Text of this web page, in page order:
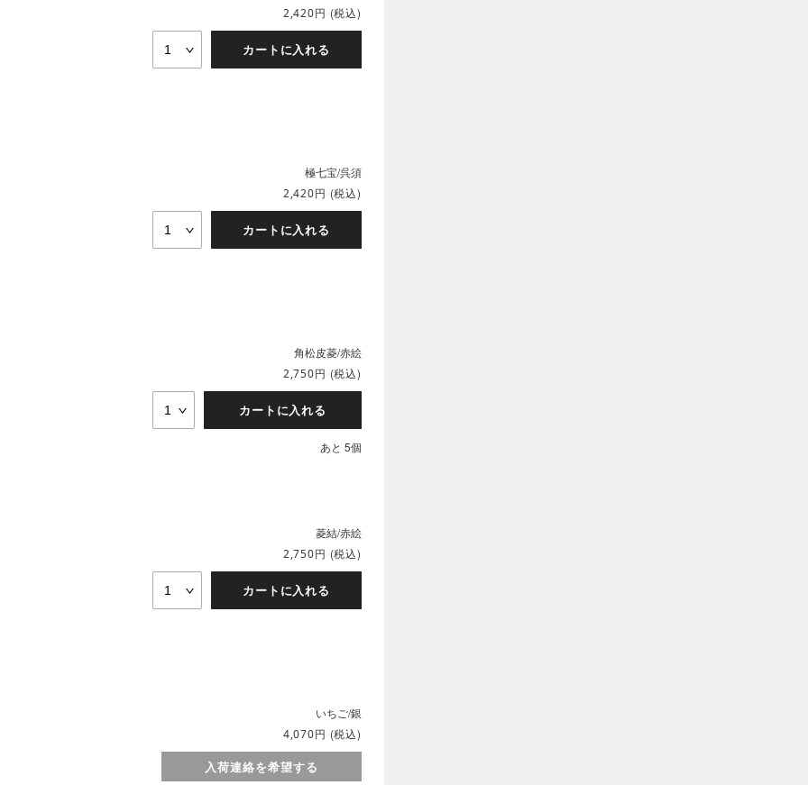
2,420円 (税込)
カートに入れる
極七宝/呉須
2,420円 (税込)
カートに入れる
角松皮菱/赤絵
2,750円 (税込)
カートに入れる
あと 5個
菱結/赤絵
2,750円 (税込)
カートに入れる
いちご/銀
4,070円 (税込)
入荷連絡を希望する